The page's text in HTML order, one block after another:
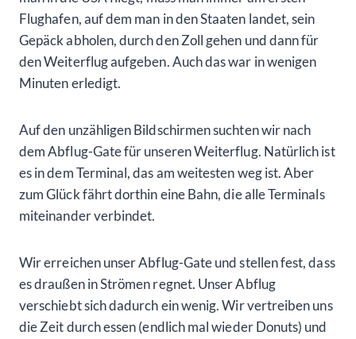
Flughafen, auf dem man in den Staaten landet, sein
Gepäck abholen, durch den Zoll gehen und dann für
den Weiterflug aufgeben. Auch das war in wenigen
Minuten erledigt.
Auf den unzähligen Bildschirmen suchten wir nach
dem Abflug-Gate für unseren Weiterflug. Natürlich ist
es in dem Terminal, das am weitesten weg ist. Aber
zum Glück fährt dorthin eine Bahn, die alle Terminals
miteinander verbindet.
Wir erreichen unser Abflug-Gate und stellen fest, dass
es draußen in Strömen regnet. Unser Abflug
verschiebt sich dadurch ein wenig. Wir vertreiben uns
die Zeit durch essen (endlich mal wieder Donuts) und